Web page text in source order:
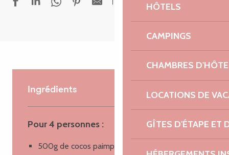
HÔTELS
CAMPINGS
CHAMBRES
LOCATIONS DE
GÎTES D'ÉTAPE ET
Ajouter aux
Ingrédients
Pour 4 personnes :
500g de cocos paimpolais décossés